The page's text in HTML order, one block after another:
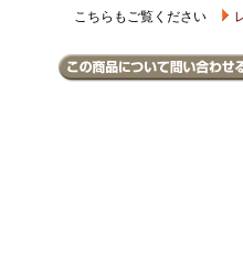
こちらもご覧ください